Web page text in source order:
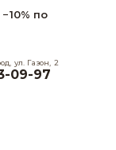
по
ул. Газон, 2
09-97